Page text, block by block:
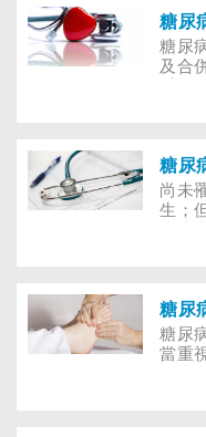
計，
的第
主要
糖尿
糖尿
及合
血糖
素依
優質
已成
糖尿
尚未
生；
種血
屬不
「三
防病
斷，
二級
糖尿
糖尿
當重
熱過